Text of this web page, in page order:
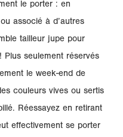
le porter : en
associé à d’autres
tailleur jupe pour
seulement réservés
le week-end de
couleurs vives ou sertis
Réessayez en retirant
effectivement se porter